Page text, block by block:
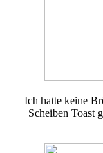
Ich hatte keine
Scheiben Toast